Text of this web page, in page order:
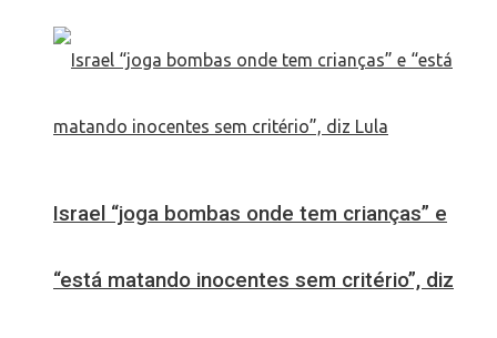
Israel “joga bombas onde tem crianças” e
“está matando inocentes sem critério”, diz